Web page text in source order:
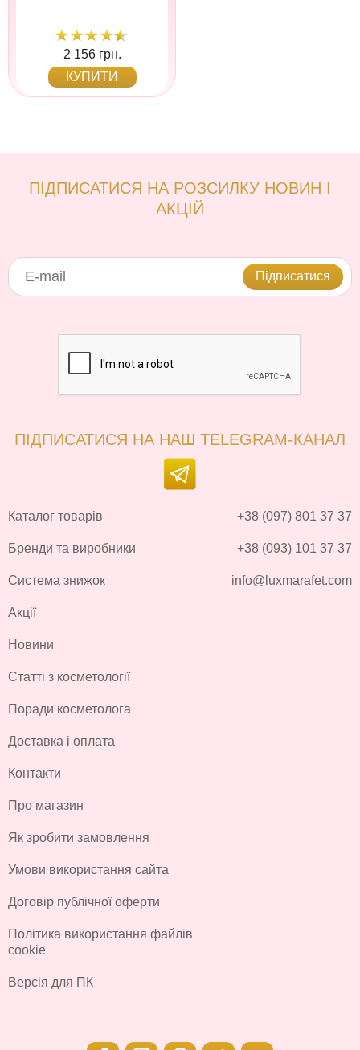
2 156 грн.
КУПИТИ
ПІДПИСАТИСЯ НА РОЗСИЛКУ НОВИН І
АКЦІЙ
Підписатися
ПІДПИСАТИСЯ НА НАШ TELEGRAM-КАНАЛ
Каталог товарів
Бренди та виробники
Система знижок
Акції
Новини
Статті з косметології
Поради косметолога
Доставка і оплата
Контакти
Про магазин
Як зробити замовлення
Умови використання сайта
Договір публічної оферти
Політика використання файлів
cookie
Версія для ПК
+38 (097) 801 37 37
+38 (093) 101 37 37
info@luxmarafet.com